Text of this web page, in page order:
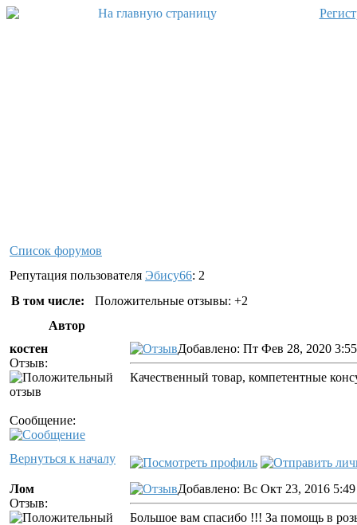
Список форумов
Репутация пользователя Эбису66: 2
В том числе:
Положительные отзывы: +2
Автор
костен
Отзыв:
Сообщение:
Добавлено: Пт Фев 28, 2020
Качественный товар, компетентные
Вернуться к началу
Лом
Отзыв:
Добавлено: Вс Окт 23, 2016
Большое вам спасибо !!! За помощь в